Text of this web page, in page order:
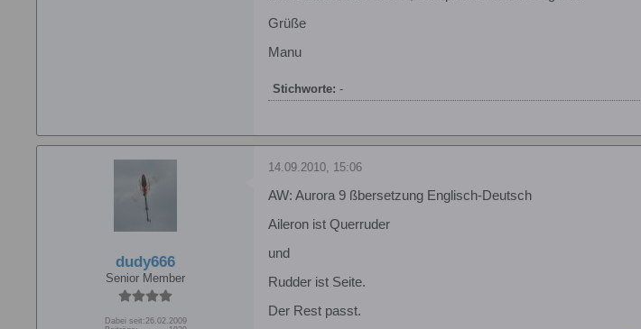
Grüße
Manu
Stichworte: -
dudy666
Senior Member
Dabei seit:26.02.2009
14.09.2010, 15:06
AW: Aurora 9 ßbersetzung Englisch-Deutsch
Aileron ist Querruder
und
Rudder ist Seite.
Der Rest passt.